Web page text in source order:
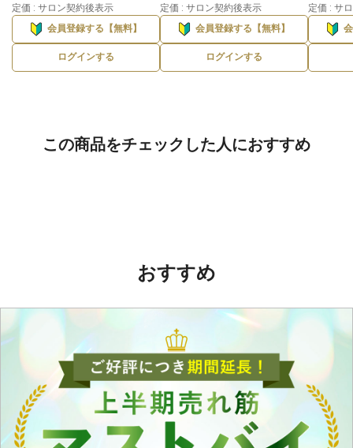
定価 : サロン契約後表示
会員登録する【無料】
ログインする
定価 : サロン契約後表示
会員登録する【無料】
ログインする
定価 : サ
この商品をチェックした人におすすめ
おすすめ